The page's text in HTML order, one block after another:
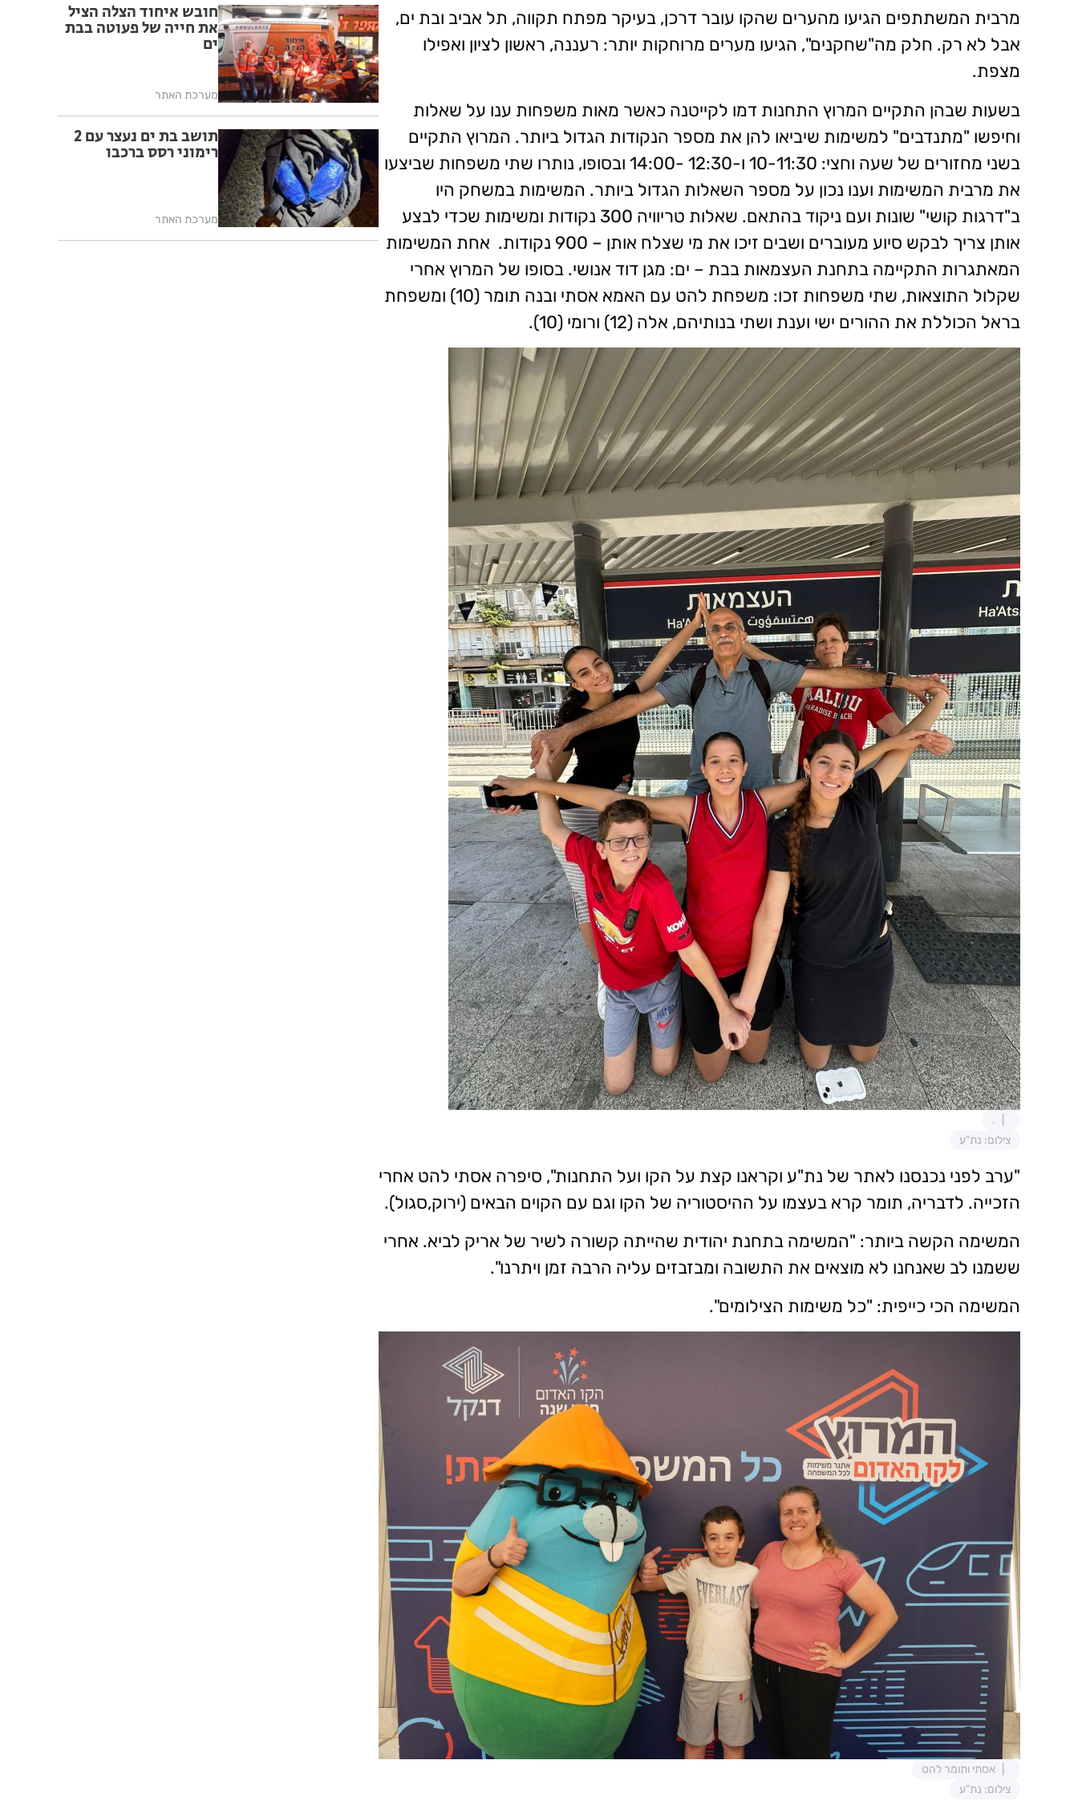
מרבית המשתתפים הגיעו מהערים שהקו עובר דרכן, בעיקר מפתח תקווה, תל אביב ובת ים,
אבל לא רק. חלק מה"שחקנים", הגיעו מערים מרוחקות יותר: רעננה, ראשון לציון ואפילו
מצפת.
בשעות שבהן התקיים המרוץ התחנות דמו לקייטנה כאשר מאות משפחות ענו על שאלות
וחיפשו "מתנדבים" למשימות שיביאו להן את מספר הנקודות הגדול ביותר. המרוץ התקיים
בשני מחזורים של שעה וחצי: 10-11:30 ו-12:30 -14:00 ובסופו, נותרו שתי משפחות שביצעו
את מרבית המשימות וענו נכון על מספר השאלות הגדול ביותר. המשימות במשחק היו
ב"דרגות קושי" שונות ועם ניקוד בהתאם. שאלות טריוויה 300 נקודות ומשימות שכדי לבצע
אותן צריך לבקש סיוע מעוברים ושבים זיכו את מי שצלח אותן – 900 נקודות. אחת המשימות
המאתגרות התקיימה בתחנת העצמאות בבת – ים: מגן דוד אנושי. בסופו של המרוץ אחרי
שקלול התוצאות, שתי משפחות זכו: משפחת להט עם האמא אסתי ובנה תומר (10) ומשפחת
בראל הכוללת את ההורים ישי וענת ושתי בנותיהם, אלה (12) ורומי (10).
.
צילום: נת"ע
"ערב לפני נכנסנו לאתר של נת"ע וקראנו קצת על הקו ועל התחנות", סיפרה אסתי להט אחרי
הזכייה. לדבריה, תומר קרא בעצמו על ההיסטוריה של הקו וגם עם הקוים הבאים (ירוק,סגול).
המשימה הקשה ביותר: "המשימה בתחנת יהודית שהייתה קשורה לשיר של אריק לביא. אחרי
ששמנו לב שאנחנו לא מוצאים את התשובה ומבזבזים עליה הרבה זמן ויתרנו".
המשימה הכי כייפית: "כל משימות הצילומים".
אסתי ותומר להט
צילום: נת"ע
חובש איחוד הצלה הציל
את חייה של פעוטה בבת
ים
מערכת האתר
תושב בת ים נעצר עם 2
רימוני רסס ברכבו
מערכת האתר